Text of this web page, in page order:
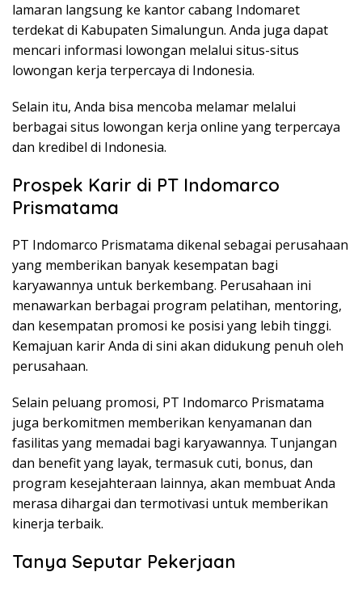
lamaran langsung ke kantor cabang Indomaret
terdekat di Kabupaten Simalungun. Anda juga dapat
mencari informasi lowongan melalui situs-situs
lowongan kerja terpercaya di Indonesia.
Selain itu, Anda bisa mencoba melamar melalui
berbagai situs lowongan kerja online yang terpercaya
dan kredibel di Indonesia.
Prospek Karir di PT Indomarco
Prismatama
PT Indomarco Prismatama dikenal sebagai perusahaan
yang memberikan banyak kesempatan bagi
karyawannya untuk berkembang. Perusahaan ini
menawarkan berbagai program pelatihan, mentoring,
dan kesempatan promosi ke posisi yang lebih tinggi.
Kemajuan karir Anda di sini akan didukung penuh oleh
perusahaan.
Selain peluang promosi, PT Indomarco Prismatama
juga berkomitmen memberikan kenyamanan dan
fasilitas yang memadai bagi karyawannya. Tunjangan
dan benefit yang layak, termasuk cuti, bonus, dan
program kesejahteraan lainnya, akan membuat Anda
merasa dihargai dan termotivasi untuk memberikan
kinerja terbaik.
Tanya Seputar Pekerjaan